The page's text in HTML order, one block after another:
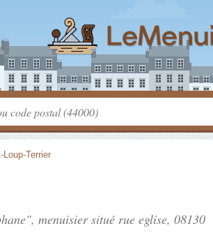
Loup-Terrier
menuisier situé rue eglise, 08130